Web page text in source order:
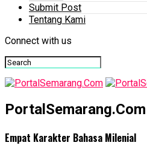
Submit Post
Tentang Kami
Connect with us
PortalSemarang.Com
Empat Karakter Bahasa Milenial